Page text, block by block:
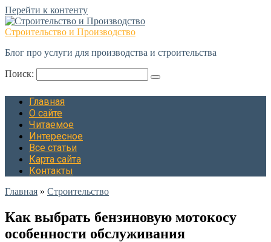
Перейти к контенту
Строительство и Производство
Блог про услуги для производства и строительства
Поиск:
Главная
О сайте
Читаемое
Интересное
Все статьи
Карта сайта
Контакты
Главная » Строительство
Как выбрать бензиновую мотокосу
особенности обслуживания